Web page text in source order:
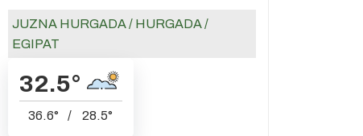
JUZNA HURGADA/ HURGADA/
EGIPAT
32.5°
36.6° / 28.5°